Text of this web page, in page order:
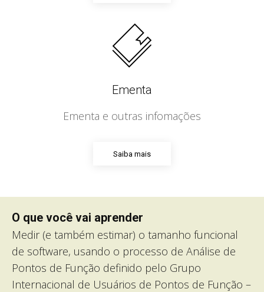
Ementa
Ementa e outras infomações
Saiba mais
O que você vai aprender
Medir (e também estimar) o tamanho funcional
de software, usando o processo de Análise de
Pontos de Função definido pelo Grupo
Internacional de Usuários de Pontos de Função –